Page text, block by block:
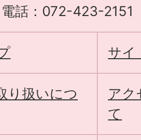
電話：072-423-2151
サイ
り扱いにつ
アク
て